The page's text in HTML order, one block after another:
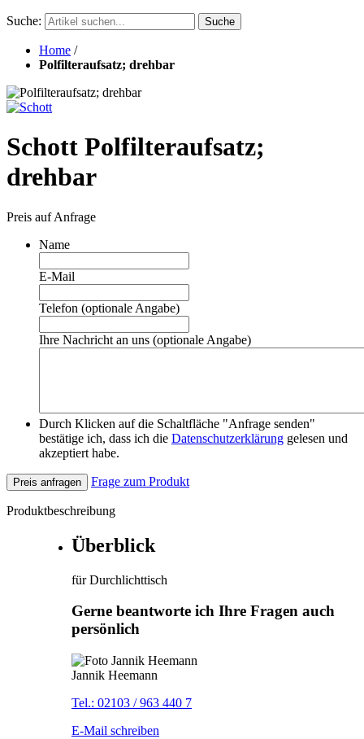
Suche: Suche
Home /
Polfilteraufsatz; drehbar
Schott Polfilteraufsatz;
drehbar
Preis auf Anfrage
Name
E-Mail
Telefon (optionale Angabe)
Ihre Nachricht an uns (optionale Angabe)
Durch Klicken auf die Schaltfläche "Anfrage senden"
bestätige ich, dass ich die Datenschutzerklärung gelesen und
akzeptiert habe.
Preis anfragen Frage zum Produkt
Produktbeschreibung
Überblick
für Durchlichttisch
Gerne beantworte ich Ihre Fragen auch
persönlich
Jannik Heemann
Tel.: 02103 / 963 440 7
E-Mail schreiben